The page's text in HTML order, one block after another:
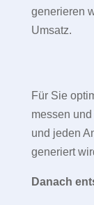
generieren
Umsatz.
Für Sie
messen
und jeden
generiert
Danach